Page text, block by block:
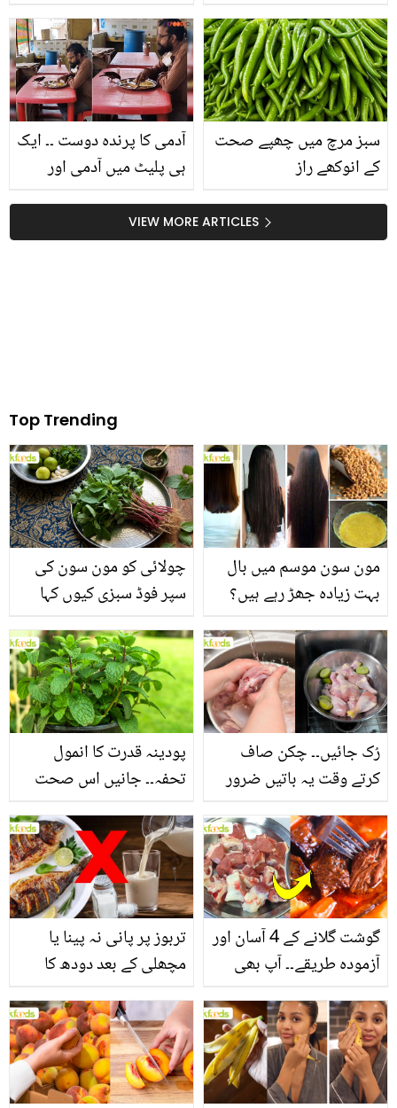
جولی پاکستان میں کتنے
دن ٹہریں گی؟
آدمی کا پرندہ دوست ۔۔ ایک
ہی پلیٹ میں آدمی اور
کی پرانی مگر دلچسپ
ویڈیو وائرل
سبز مرچ میں چھپے صحت
کے انوکھے راز
VIEW MORE ARTICLES
Top Trending
چولائی کو مون سون کی
سپر فوڈ سبزی کیوں کہا
منرلز اور اینٹی آکسیڈنٹس
سے بھرپور اس سبزی کے
فائدے
مون سون موسم میں بال
بہت زیادہ جھڑ رہے ہیں؟
بنانے کے چند قدرتی طریقے
پودینہ قدرت کا انمول
تحفہ۔۔ جانیں اس صحت
انگیز طبی فوائد
رُک جائیں۔۔ چکن صاف
کرتے وقت یہ باتیں ضرور
تربوز پر پانی نہ پینا یا
مچھلی کے بعد دودھ کا
سے متعلق غلط فہمیوں کی
حقیقت کیا ہے اور افواہ
کیا؟
گوشت گلانے کے 4 آسان اور
آزمودہ طریقے۔۔ آپ بھی
بتائے راز